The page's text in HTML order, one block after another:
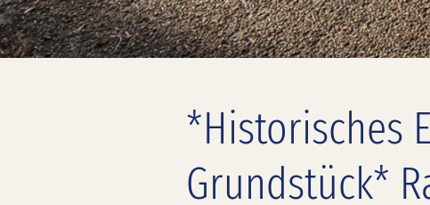
*Historisches
Grundstück*